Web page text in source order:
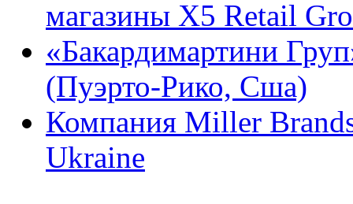
магазины X5 Retail
«Бакардимартини
(Пуэрто-Рико, Сша)
Компания Miller
Ukraine